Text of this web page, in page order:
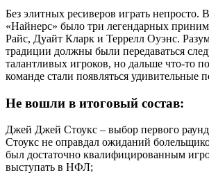
Без элитных ресиверов играть непросто.
«Найнерс» было три легендарных
Райс, Дуайт Кларк и Террелл Оуэнс.
традиции должны были передаваться
талантливых игроков, но дальше что-то
команде стали появляться удивительные
Не вошли в итоговый состав:
Джей Джей Стоукс – выбор первого
Стоукс не оправдал ожиданий
был достаточно квалифицированным
выступать в НФЛ;